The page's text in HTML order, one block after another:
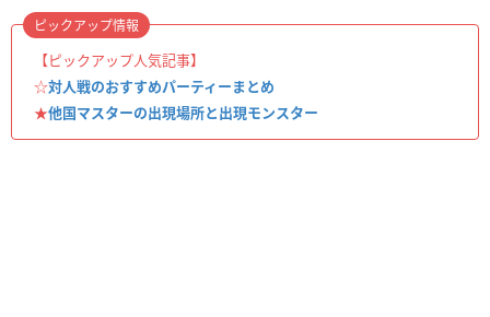
【ピックアップ人気記事】
☆対人戦のおすすめパーティーまとめ
★他国マスターの出現場所と出現モンスター
ピックアップ情報